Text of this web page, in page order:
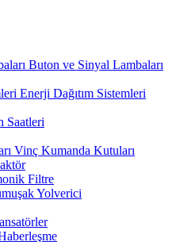
Buton ve Sinyal Lambaları
Enerji Dağıtım Sistemleri
Saatleri
Vinç Kumanda Kutuları
Filtre
Yolverici